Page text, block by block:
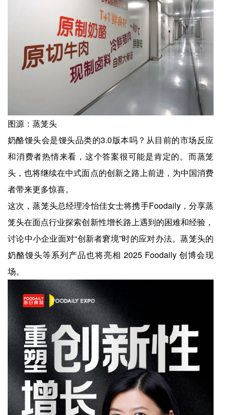
图源：蒸笼头
奶酪馒头会是馒头品类的3.0版本吗？从目前的市场反应
和消费者热情来看，这个答案很可能是肯定的。而蒸笼
头，也将继续在中式面点的创新之路上前进，为中国消费
者带来更多惊喜。
这次，蒸笼头总经理冷怡佳女士将携手Foodaily，分享蒸
笼头在面点行业探索创新性增长路上遇到的困难和经验，
讨论中小企业面对“创新者窘境”时的应对办法。蒸笼头的
奶酪馒头等系列产品也将亮相 2025 Foodaily 创博会现
场。